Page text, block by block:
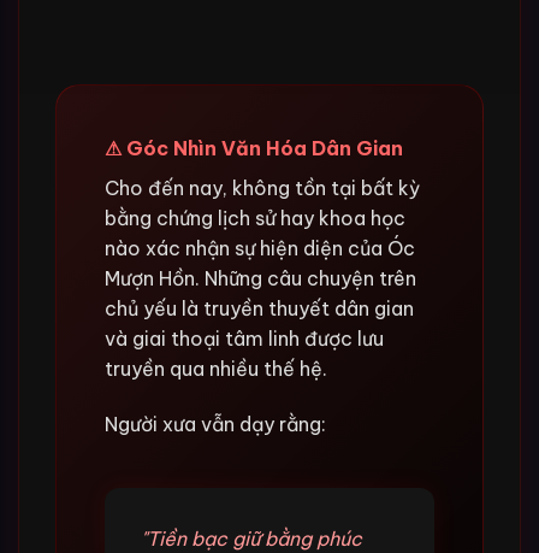
⚠ Góc Nhìn Văn Hóa Dân Gian
Cho đến nay, không tồn tại bất kỳ
bằng chứng lịch sử hay khoa học
nào xác nhận sự hiện diện của Óc
Mượn Hồn. Những câu chuyện trên
chủ yếu là truyền thuyết dân gian
và giai thoại tâm linh được lưu
truyền qua nhiều thế hệ.
Người xưa vẫn dạy rằng:
"Tiền bạc giữ bằng phúc